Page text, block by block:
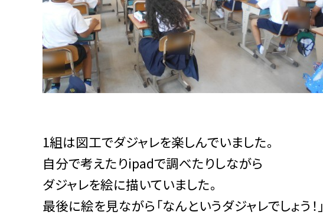
1組は図工でダジャレを楽しんでいました。
自分で考えたりipadで調べたりしながら
ダジャレを絵に描いていました。
最後に絵を見ながら「なんというダジャレでしょう！」